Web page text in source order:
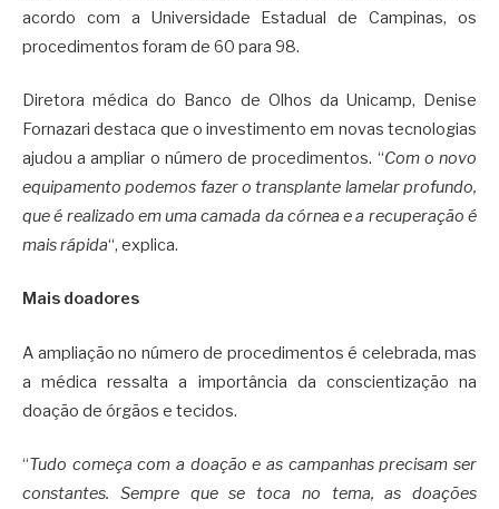
acordo com a Universidade Estadual de Campinas, os
procedimentos foram de 60 para 98.
Diretora médica do Banco de Olhos da Unicamp, Denise
Fornazari destaca que o investimento em novas tecnologias
ajudou a ampliar o número de procedimentos. “Com o novo
equipamento podemos fazer o transplante lamelar profundo,
que é realizado em uma camada da córnea e a recuperação é
mais rápida“, explica.
Mais doadores
A ampliação no número de procedimentos é celebrada, mas
a médica ressalta a importância da conscientização na
doação de órgãos e tecidos.
“Tudo começa com a doação e as campanhas precisam ser
constantes. Sempre que se toca no tema, as doações